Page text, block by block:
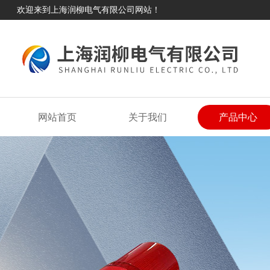
欢迎来到上海润柳电气有限公司网站！
网站首页 关于我们 产品中心